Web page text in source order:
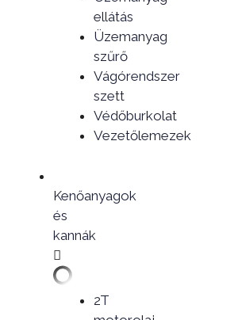
ellátás
Üzemanyag
szűrő
Vágórendszer
szett
Védőburkolat
Vezetőlemezek
Kenőanyagok
és
kannák
2T